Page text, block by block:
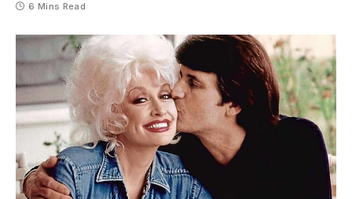
6 Mins Read